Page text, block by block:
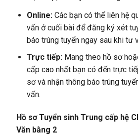
Online:Các bạn có thể liên hệ
vấn ở cuối bài để đăng ký xét
báo trúng tuyển ngay sau khi tư
Trực tiếp:Mang theo hồ sơ
cấp cao nhất bạn có đến trực
sơ và nhận thông báo trúng
vấn.
Hồ sơ Tuyển sinh Trung cấp hệ
Văn bằng 2